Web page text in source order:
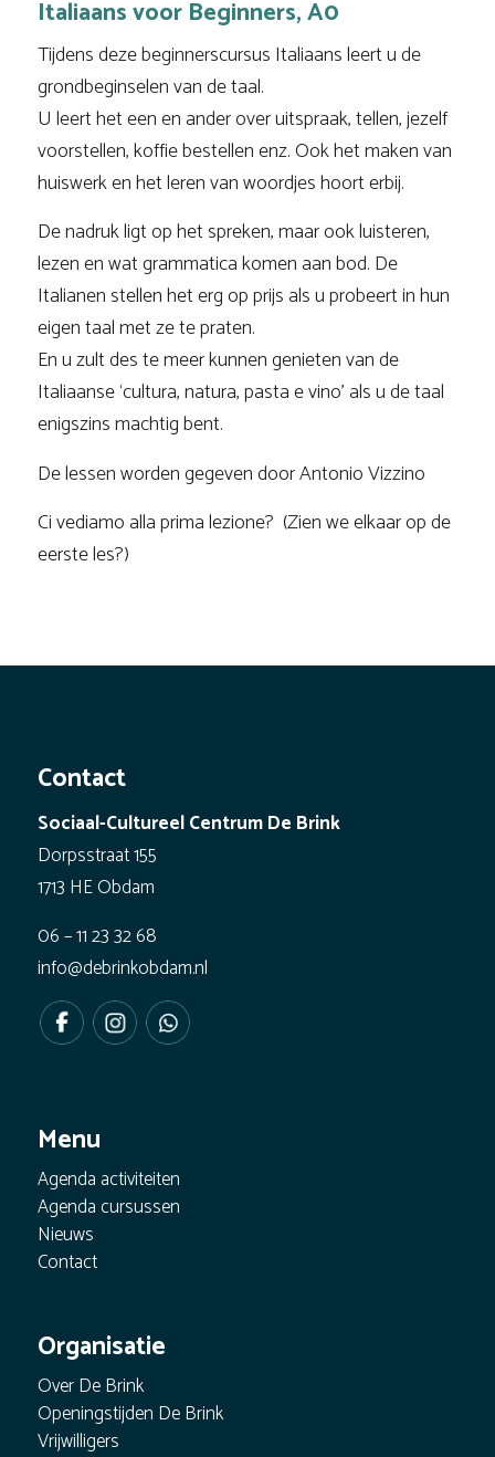
Italiaans voor Beginners, A0
Tijdens deze beginnerscursus Italiaans leert u de
grondbeginselen van de taal.
U leert het een en ander over uitspraak, tellen, jezelf
voorstellen, koffie bestellen enz. Ook het maken van
huiswerk en het leren van woordjes hoort erbij.
De nadruk ligt op het spreken, maar ook luisteren,
lezen en wat grammatica komen aan bod. De
Italianen stellen het erg op prijs als u probeert in hun
eigen taal met ze te praten.
En u zult des te meer kunnen genieten van de
Italiaanse ‘cultura, natura, pasta e vino’ als u de taal
enigszins machtig bent.
De lessen worden gegeven door Antonio Vizzino
Ci vediamo alla prima lezione? (Zien we elkaar op de
eerste les?)
Contact
Sociaal-Cultureel Centrum De Brink
Dorpsstraat 155
1713 HE Obdam
06 – 11 23 32 68
info@debrinkobdam.nl
Menu
Agenda activiteiten
Agenda cursussen
Nieuws
Contact
Organisatie
Over De Brink
Openingstijden De Brink
Vrijwilligers